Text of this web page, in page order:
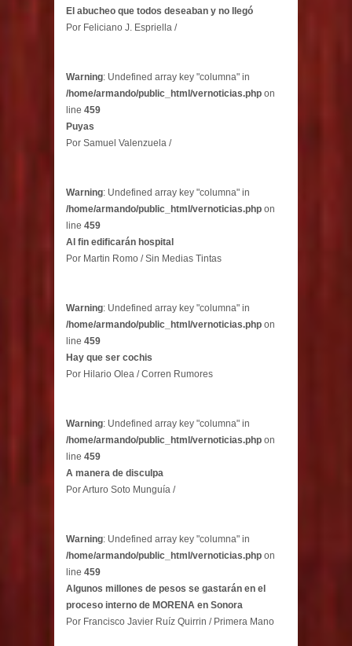
El abucheo que todos deseaban y no llegó
Por Feliciano J. Espriella /
Warning: Undefined array key "columna" in
/home/armando/public_html/vernoticias.php on
line 459
Puyas
Por Samuel Valenzuela /
Warning: Undefined array key "columna" in
/home/armando/public_html/vernoticias.php on
line 459
Al fin edificarán hospital
Por Martin Romo / Sin Medias Tintas
Warning: Undefined array key "columna" in
/home/armando/public_html/vernoticias.php on
line 459
Hay que ser cochis
Por Hilario Olea / Corren Rumores
Warning: Undefined array key "columna" in
/home/armando/public_html/vernoticias.php on
line 459
A manera de disculpa
Por Arturo Soto Munguía /
Warning: Undefined array key "columna" in
/home/armando/public_html/vernoticias.php on
line 459
Algunos millones de pesos se gastarán en el
proceso interno de MORENA en Sonora
Por Francisco Javier Ruíz Quirrin / Primera Mano